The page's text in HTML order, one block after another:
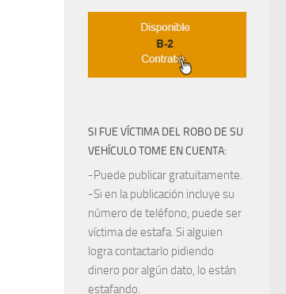
SI FUE VÍCTIMA DEL ROBO DE SU
VEHÍCULO TOME EN CUENTA:
-Puede publicar gratuitamente.
-Si en la publicación incluye su
número de teléfono, puede ser
víctima de estafa. Si alguien
logra contactarlo pidiendo
dinero por algún dato, lo están
estafando.